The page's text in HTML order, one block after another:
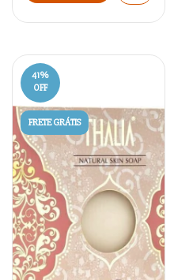
41%
OFF
FRETE GRÁTIS